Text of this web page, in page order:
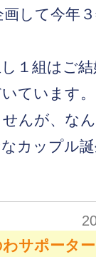
して今年
１組はご
ています。
んが、な
カップル
サポーター